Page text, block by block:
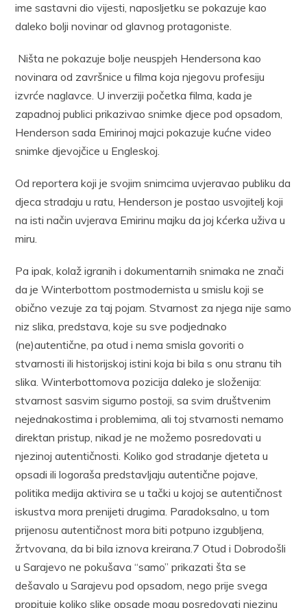
ime sastavni dio vijesti, naposljetku se pokazuje kao
daleko bolji novinar od glavnog protagoniste.
Ništa ne pokazuje bolje neuspjeh Hendersona kao
novinara od završnice u filma koja njegovu profesiju
izvrće naglavce. U inverziji početka filma, kada je
zapadnoj publici prikazivao snimke djece pod opsadom,
Henderson sada Emirinoj majci pokazuje kućne video
snimke djevojčice u Engleskoj.
Od reportera koji je svojim snimcima uvjeravao publiku da
djeca stradaju u ratu, Henderson je postao usvojitelj koji
na isti način uvjerava Emirinu majku da joj kćerka uživa u
miru.
Pa ipak, kolaž igranih i dokumentarnih snimaka ne znači
da je Winterbottom postmodernista u smislu koji se
obično vezuje za taj pojam. Stvarnost za njega nije samo
niz slika, predstava, koje su sve podjednako
(ne)autentične, pa otud i nema smisla govoriti o
stvarnosti ili historijskoj istini koja bi bila s onu stranu tih
slika. Winterbottomova pozicija daleko je složenija:
stvarnost sasvim sigurno postoji, sa svim društvenim
nejednakostima i problemima, ali toj stvarnosti nemamo
direktan pristup, nikad je ne možemo posredovati u
njezinoj autentičnosti. Koliko god stradanje djeteta u
opsadi ili logoraša predstavljaju autentične pojave,
politika medija aktivira se u tački u kojoj se autentičnost
iskustva mora prenijeti drugima. Paradoksalno, u tom
prijenosu autentičnost mora biti potpuno izgubljena,
žrtvovana, da bi bila iznova kreirana.7 Otud i Dobrodošli
u Sarajevo ne pokušava “samo” prikazati šta se
dešavalo u Sarajevu pod opsadom, nego prije svega
propituje koliko slike opsade mogu posredovati njezinu